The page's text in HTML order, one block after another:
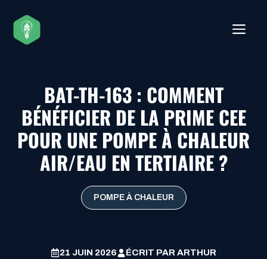
contenu
BAT-TH-163 : COMMENT
BÉNÉFICIER DE LA PRIME CEE
POUR UNE POMPE À CHALEUR
AIR/EAU EN TERTIAIRE ?
POMPE À CHALEUR
21 JUIN 2026 ÉCRIT PAR ARTHUR